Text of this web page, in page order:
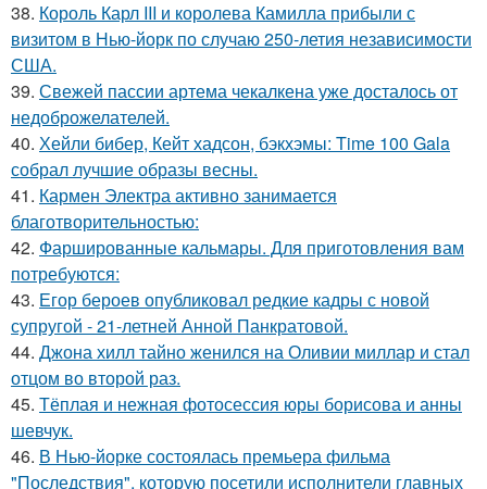
38. Король Карл III и королева Камилла прибыли с
визитом в Нью-йорк по случаю 250-летия независимости
США.
39. Свежей пассии артема чекалкена уже досталось от
недоброжелателей.
40. Хейли бибер, Кейт хадсон, бэкхэмы: Time 100 Gala
собрал лучшие образы весны.
41. Кармен Электра активно занимается
благотворительностью:
42. Фаршированные кальмары. Для приготовления вам
потребуются:
43. Егор бероев опубликовал редкие кадры с новой
супругой - 21-летней Анной Панкратовой.
44. Джона хилл тайно женился на Оливии миллар и стал
отцом во второй раз.
45. Тёплая и нежная фотосессия юры борисова и анны
шевчук.
46. В Нью-йорке состоялась премьера фильма
"Последствия", которую посетили исполнители главных